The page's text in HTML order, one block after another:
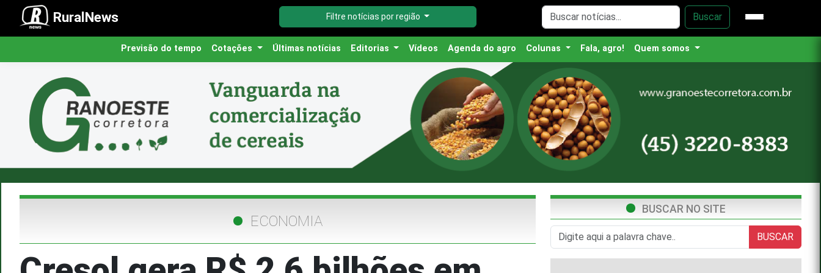
RuralNews Filtre notícias por região Buscar
Previsão do tempo Cotações Últimas notícias Editorias Vídeos Agenda do agro Colunas Fala, agro! Quem somos
ECONOMIA
BUSCAR NO SITE
BUSCAR